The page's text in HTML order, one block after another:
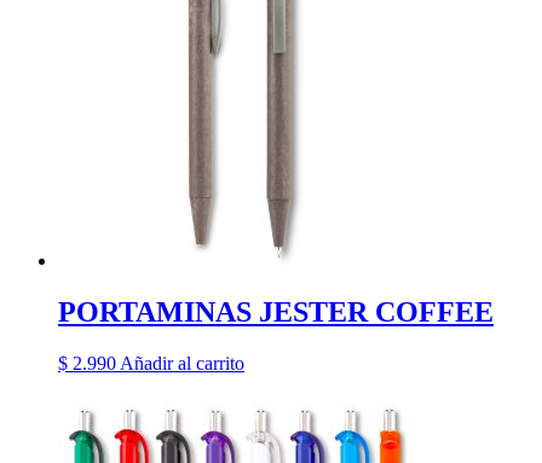
PORTAMINAS JESTER COFFEE
$ 2.990 Añadir al carrito